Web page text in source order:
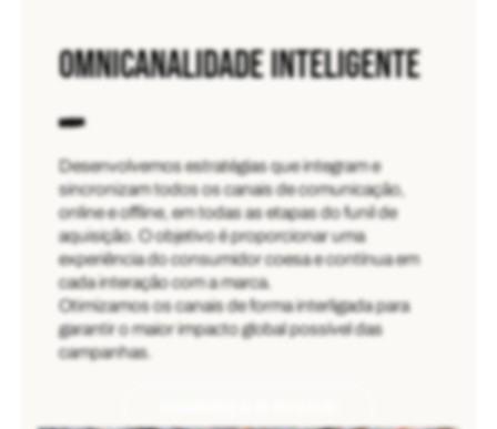
OMNICANALIDADE INTELIGENTE
Desenvolvemos estratégias que integram e
sincronizam todos os canais de comunicação,
online e offline, em todas as etapas do funil de
aquisição. O objetivo é proporcionar uma
experiência do consumidor coesa e contínua em
cada interação com a marca.
Otimizamos os canais de forma interligada para
garantir o maior impacto global possível das
campanhas.